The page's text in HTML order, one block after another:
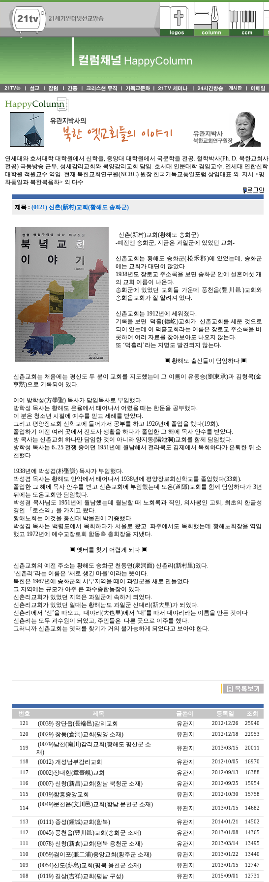
연세대와 호서대학 대학원에서 신학을, 중앙대 대학원에서 국문학을 전공. 철학박사(Ph. D. 북한교회사
전공) 극동방송 근무, 성세감리교회와 목양감리교회 담임. 호서대 인문대학 겸임교수, 연세대 연합신학
대학원 객원교수 역임. 현재 북한교회연구원(NCRC) 원장 한국기독교통일포럼 상임대표 외. 저서 <평
화통일과 북한복음화> 외 다수
제목 : (0121) 신촌(新村)교회(황해도 송화군)
신촌(新村)교회(황해도 송화군)
-예전엔 송화군, 지금은 과일군에 있었던 교회-
신촌교회는 황해도 송화군(松禾郡)에 있었는데, 송화군
에는 교회가 대단히 많았다.
1938년도 장로교 주소록을 보면 송화군 안에 설흔여섯 개
의 교회 이름이 나온다.
송화군에 있었던 교회들 가운데 풍천읍(豐川邑)교회와
송화읍교회가 잘 알려져 있다.
신촌교회는 1912년에 세워졌다.
기록을 보면 덕홀(德屹)교회가 신촌교회를 세운 것으로
되어 있는데 이 덕흘교회라는 이름은 장로교 주소록을 비
롯하여 여러 자료를 찾아보아도 나오지 않는다.
또 ‘덕흘리’라는 지명도 발견되지 않는다.
▣ 황해도 출신들이 담임하다 ▣
신촌교회는 처음에는 평신도 두 분이 교회를 지도했는데 그 이름이 유동승(劉東承)과 김형목(金
亨黙)으로 기록되어 있다.
이어 방학성(方學聖) 목사가 담임목사로 부임했다.
방학성 목사는 황해도 은율에서 태어나서 어렸을 때는 한문을 공부했다.
이 분은 청소년 시절에 예수를 믿고 세례를 받았다.
그리고 평양장로회 신학교에 들어가서 공부를 하고 1926년에 졸업을 했다(19회).
졸업하기 이전 여러 곳에서 전도사 생활을 하다가 졸업한 그 해에 목사 안수를 받았다.
방 목사는 신촌교회 하나만 담임한 것이 아니라 양지동(陽池洞)교회를 함께 담임했다.
방학성 목사는 6․25 전쟁 중이던 1951년에 월남해서 전라북도 김제에서 목회하다가 은퇴한 뒤 소
천했다.
1938년에 박성겸(朴聖謙) 목사가 부임했다.
박성겸 목사는 황해도 안악에서 태어나서 1938년에 평양장로회신학교를 졸업했다(33회).
졸업한 그 해에 목사 안수를 받고 신촌교회에 부임했는데 도은(道隱)교회를 함께 담임하다가 3년
뒤에는 도은교회만 담임했다.
박성겸 목사님도 1951년에 월남했는데 월남할 때 노회록과 직인, 의사봉인 고퇴, 최초의 한글성
경인 「로스역」을 가지고 왔다.
황해노회는 이것을 총신대 박물관에 기증했다.
박성겸 목사는 백령도에서 목회하다가 서울로 왔고 파주에서도 목회했는데 황해노회장을 역임
했고 1972년에 예수교장로회 합동측 총회장을 지냈다.
▣ 옛터를 찾기 어렵게 되다 ▣
신촌교회의 예전 주소는 황해도 송화군 천동면(泉洞面) 신촌리(新村里)였다.
‘신촌리’라는 이름은 ‘새로 생긴 마을’이라는 뜻이다.
북한은 1967년에 송화군의 서부지역을 떼어 과일군을 새로 만들었다.
그 지역에는 규모가 아주 큰 과수종합농장이 있다.
신촌리교회가 있었던 지역은 과일군에 속하게 되었다.
신촌리교회가 있었던 일대는 황해남도 과일군 신대리(新大里)가 되었다.
신촌리에서 ‘신’을 따오고, 대야리(大也里)에서 ‘대’를 따서 대야리라는 이름을 만든 것이다
신촌리는 모두 과수원이 되었고, 주민들은 다른 곳으로 이주를 했다.
그러니까 신촌교회는 옛터를 찾기가 거의 불가능하게 되었다고 보아야 한다.
번호 제목 글쓴이 등록일 조회
121 (0039) 장단읍(長端邑)감리교회 유관지 2012/12/26
25940
120
(0029) 창동(倉洞)교회(평양 소재) 유관지 2012/12/18 22953
119
(0079)남천(南川)감리교회(황해도 평산군 소
재)
유관지 2013/03/15 20011
118 (0012) 개성남부감리교회 유관지 2012/10/05
16970
117
(0002)장대현(章臺峴)교회 유관지 2012/09/13
16388
116
(0007) 신창(新昌)교회(함남 북청군 소재) 유관지 2012/09/25
15954
115
(0019)함흥중앙교회 유관지 2012/10/30 15758
114
(0049)문천읍(文川邑)교회(함남 문천군 소재)
유관지 2013/01/15 14682
113 (0111) 종성(鍾城)교회(함북) 유관지 2014/01/21
14502
112
(0045) 풍천읍(豊川邑)교회(송화군 소재) 유관지 2013/01/08
14365
111
(0078) 신창(新倉)교회(평북 용천군 소재) 유관지 2013/03/14
13495
110
(0059)겸이포(兼二浦)중앙교회(황주군 소재) 유관지 2013/01/22
13440
109
(0054)신도(薪島)교회(평북 용천군 소재) 유관지 2013/01/15
12747
108
(0119) 길상(吉祥)교회(평남 구성) 유관지 2015/09/01 12731